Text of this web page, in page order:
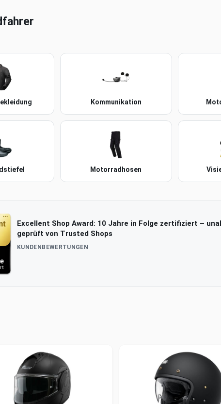
Kommunikation
Motorradhosen
Excellent Shop Award: 10 Jahre in Folge zertifiziert –
geprüft von Trusted Shops
KUNDENBEWERTUNGEN